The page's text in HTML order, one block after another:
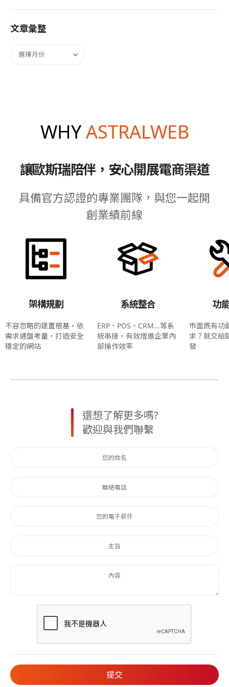
文章彙整
WHYASTRALWEB
讓歐斯瑞陪伴，安心開展電商渠道
具備官方認證的專業團隊，與您一起開
創業績前線
架構規劃
不容忽略的建置根基，依
需求通盤考量，打造安全
穩定的網站
系統整合
ERP、POS、CRM...等系
統串接，有效增進企業內
部操作效率
功
市面既有功
求？就交給
發
還想了解更多嗎?
歡迎與我們聯繫